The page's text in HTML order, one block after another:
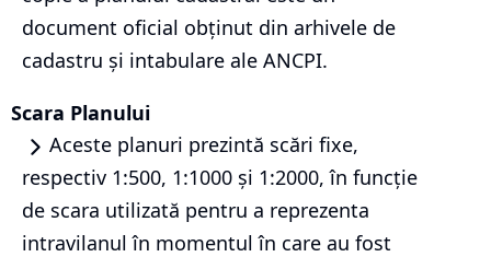
document oficial obținut din arhivele de
cadastru și intabulare ale ANCPI.
Scara Planului
Aceste planuri prezintă scări fixe,
respectiv 1:500, 1:1000 și 1:2000, în funcție
de scara utilizată pentru a reprezenta
intravilanul în momentul în care au fost